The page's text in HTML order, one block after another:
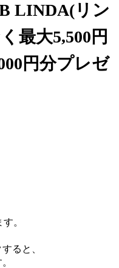
LINDA(リン
最大5,500円
円分プレゼ
。
ると、